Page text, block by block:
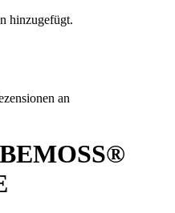
hinzugefügt.
an